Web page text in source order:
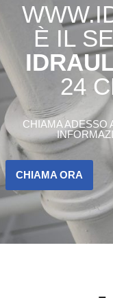
È IL
24
CHIAMA ADESSO
CHIAMA ORA